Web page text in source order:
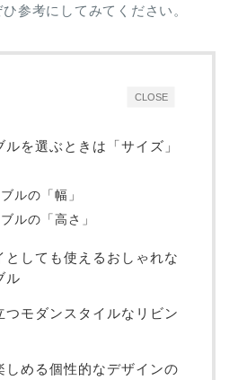
参考にしてみてください。
CLOSE
ルを選ぶときは「サイズ」
ルの「幅」
ルの「高さ」
しても使えるおしゃれな
ル
モダンスタイルなリビン
める個性的なデザインの